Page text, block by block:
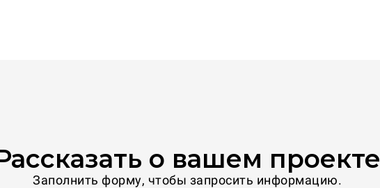
о вашем проекте
Заполнить форму, чтобы запросить информацию.